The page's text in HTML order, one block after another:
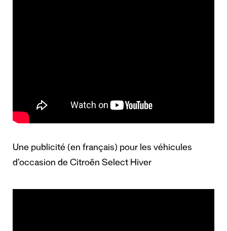
Une publicité (en français) pour les véhicules
d’occasion de Citroën Select Hiver